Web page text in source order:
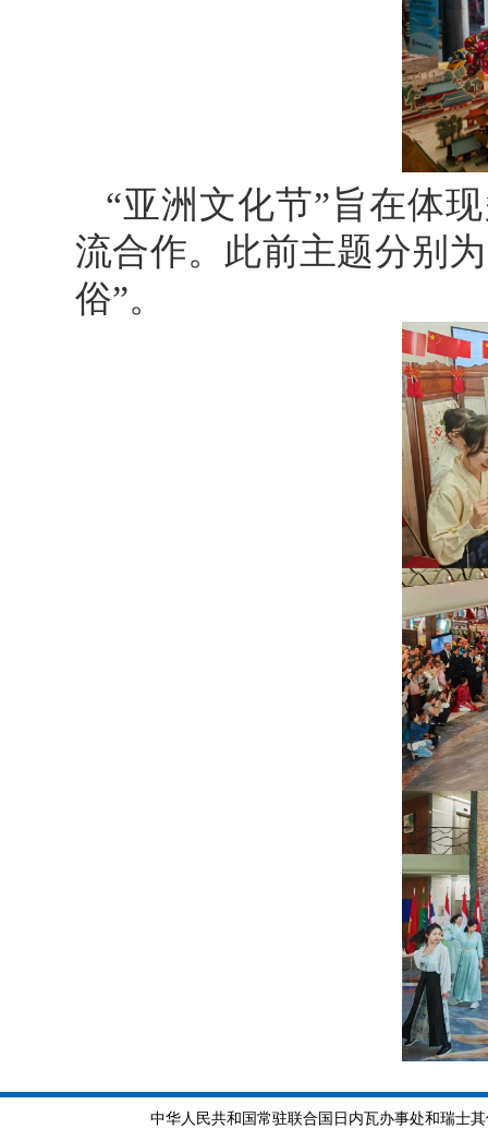
“亚洲文化节”旨在体
流合作。此前主题分别
俗”。
中华人民共和国常驻联合国日内瓦办事处和瑞士